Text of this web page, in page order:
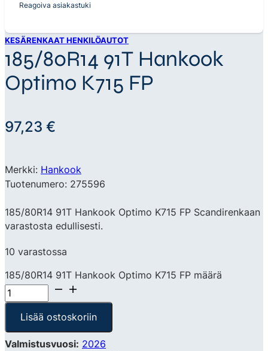
Reagoiva asiakastuki
KESÄRENKAAT HENKILÖAUTOT
185/80R14 91T Hankook
Optimo K715 FP
97,23 €
Merkki: Hankook
Tuotenumero: 275596
185/80R14 91T Hankook Optimo K715 FP Scandirenkaan
varastosta edullisesti.
10 varastossa
185/80R14 91T Hankook Optimo K715 FP määrä
Lisää ostoskoriin
Valmistusvuosi: 2026